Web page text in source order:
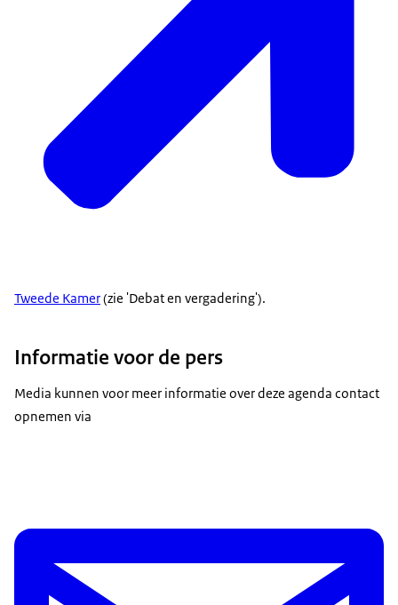
Tweede Kamer(zie 'Debat en vergadering').
Informatie voor de pers
Media kunnen voor meer informatie over deze agenda contact
opnemen via